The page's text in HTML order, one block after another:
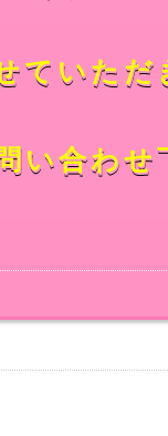
ていただ
い合わせ